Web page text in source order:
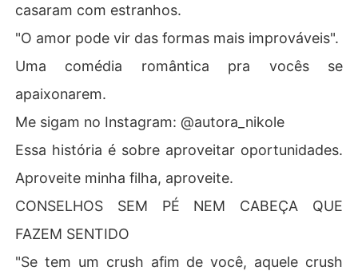
casaram com estranhos.
"O amor pode vir das formas mais improváveis".
Uma comédia romântica pra vocês se
apaixonarem.
Me sigam no Instagram: @autora_nikole
Essa história é sobre aproveitar oportunidades.
Aproveite minha filha, aproveite.
CONSELHOS SEM PÉ NEM CABEÇA QUE
FAZEM SENTIDO
"Se tem um crush afim de você, aquele crush